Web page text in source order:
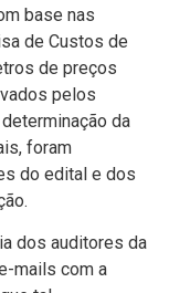
base nas
de Custos de
de preços
pelos
da
foram
do edital e dos
dos auditores da
mails com a